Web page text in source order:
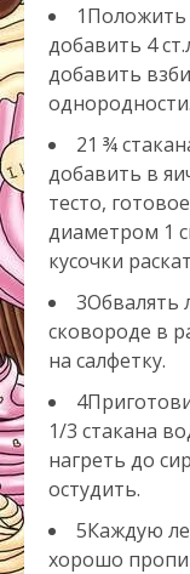
добавить 4
добавить
однородности.
21 ¾
добавить в
тесто,
диаметром 1
кусочки
3Обвалять
сковороде в
на салфетку.
1/3 стакана
нагреть до
остудить.
5Каждую
хорошо